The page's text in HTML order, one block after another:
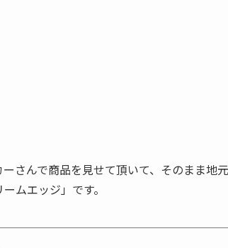
さんで商品を見せて頂いて、そのまま地
ムエッジ」です。